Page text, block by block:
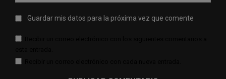
Guardar mis datos para la próxima vez que comente